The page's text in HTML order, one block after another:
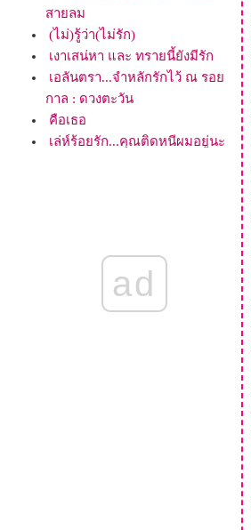
สายลม
(ไม่)รู้ว่า(ไม่รัก)
เงาเสน่หา และ ทรายนี้ยังมีรัก
เอลันตรา...จำหลักรักไว้ ณ รอ
กาล : ดวงตะวัน
คือเธอ
เล่ห์ร้อยรัก...คุณติดหนีผมอยู่นะ
ผีเสื้อลายตะวัน...คำตอบแห่ง กี
ระดารา อยู่ที่นี่
ad